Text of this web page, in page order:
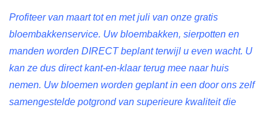
Profiteer van maart tot en met juli van onze gratis
bloembakkenservice. Uw bloembakken, sierpotten en
manden worden DIRECT beplant terwijl u even wacht. U
kan ze dus direct kant-en-klaar terug mee naar huis
nemen. Uw bloemen worden geplant in een door ons zelf
samengestelde potgrond van superieure kwaliteit die